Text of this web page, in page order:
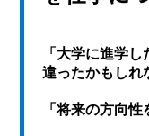
「大学に進学
違ったかもしれ
「将来の方向